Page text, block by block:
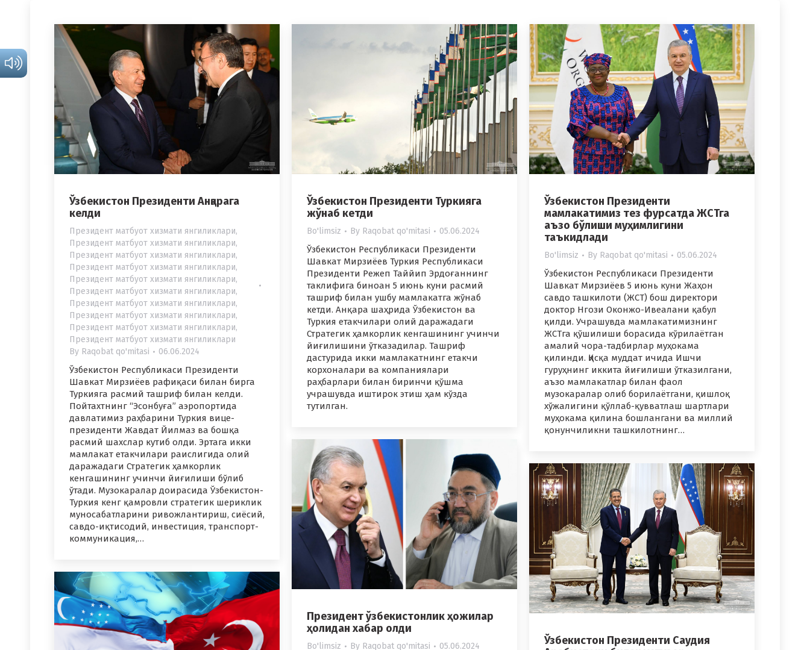
Ўзбекистон Президенти Анқарага
келди
Президент матбуот хизмати янгиликлари,
Президент матбуот хизмати янгиликлари,
Президент матбуот хизмати янгиликлари,
Президент матбуот хизмати янгиликлари,
Президент матбуот хизмати янгиликлари,
Президент матбуот хизмати янгиликлари,
Президент матбуот хизмати янгиликлари,
Президент матбуот хизмати янгиликлари,
Президент матбуот хизмати янгиликлари,
Президент матбуот хизмати янгиликлари
By Raqobat qo'mitasi 06.06.2024
Ўзбекистон Республикаси Президенти
Шавкат Мирзиёев рафиқаси билан бирга
Туркияга расмий ташриф билан келди.
Пойтахтнинг “Эсонбуға” аэропортида
давлатимиз раҳбарини Туркия вице-
президенти Жавдат Йилмаз ва бошқа
расмий шахслар кутиб олди. Эртага икки
мамлакат етакчилари раислигида олий
даражадаги Стратегик ҳамкорлик
кенгашининг учинчи йиғилиши бўлиб
ўтади. Музокаралар доирасида Ўзбекистон-
Туркия кенг қамровли стратегик шериклик
муносабатларини ривожлантириш, сиёсий,
савдо-иқтисодий, инвестиция, транспорт-
коммуникация,…
Ўзбекистон Президенти Туркияга
жўнаб кетди
Bo'limsiz By Raqobat qo'mitasi 05.06.2024
Ўзбекистон Республикаси Президенти
Шавкат Мирзиёев Туркия Республикаси
Президенти Режеп Таййип Эрдоғаннинг
таклифига биноан 5 июнь куни расмий
ташриф билан ушбу мамлакатга жўнаб
кетди. Анқара шаҳрида Ўзбекистон ва
Туркия етакчилари олий даражадаги
Стратегик ҳамкорлик кенгашининг учинчи
йиғилишини ўтказадилар. Ташриф
дастурида икки мамлакатнинг етакчи
корхоналари ва компаниялари
раҳбарлари билан биринчи қўшма
учрашувда иштирок этиш ҳам кўзда
тутилган.
Ўзбекистон Президенти
мамлакатимиз тез фурсатда ЖСТга
аъзо бўлиши муҳимлигини
таъкидлади
Bo'limsiz By Raqobat qo'mitasi 05.06.2024
Ўзбекистон Республикаси Президенти
Шавкат Мирзиёев 5 июнь куни Жаҳон
савдо ташкилоти (ЖСТ) бош директори
доктор Нгози Оконжо-Ивеалани қабул
қилди. Учрашувда мамлакатимизнинг
ЖСТга қўшилиши борасида кўрилаётган
амалий чора-тадбирлар муҳокама
қилинди. Қисқа муддат ичида Ишчи
гуруҳнинг иккита йиғилиши ўтказилгани,
аъзо мамлакатлар билан фаол
музокаралар олиб борилаётгани, қишлоқ
хўжалигини қўллаб-қувватлаш шартлари
муҳокама қилина бошлангани ва миллий
қонунчиликни ташкилотнинг…
Президент ўзбекистонлик ҳожилар
ҳолидан хабар олди
Bo'limsiz By Raqobat qo'mitasi 05.06.2024
Ўзбекистон Президенти Саудия